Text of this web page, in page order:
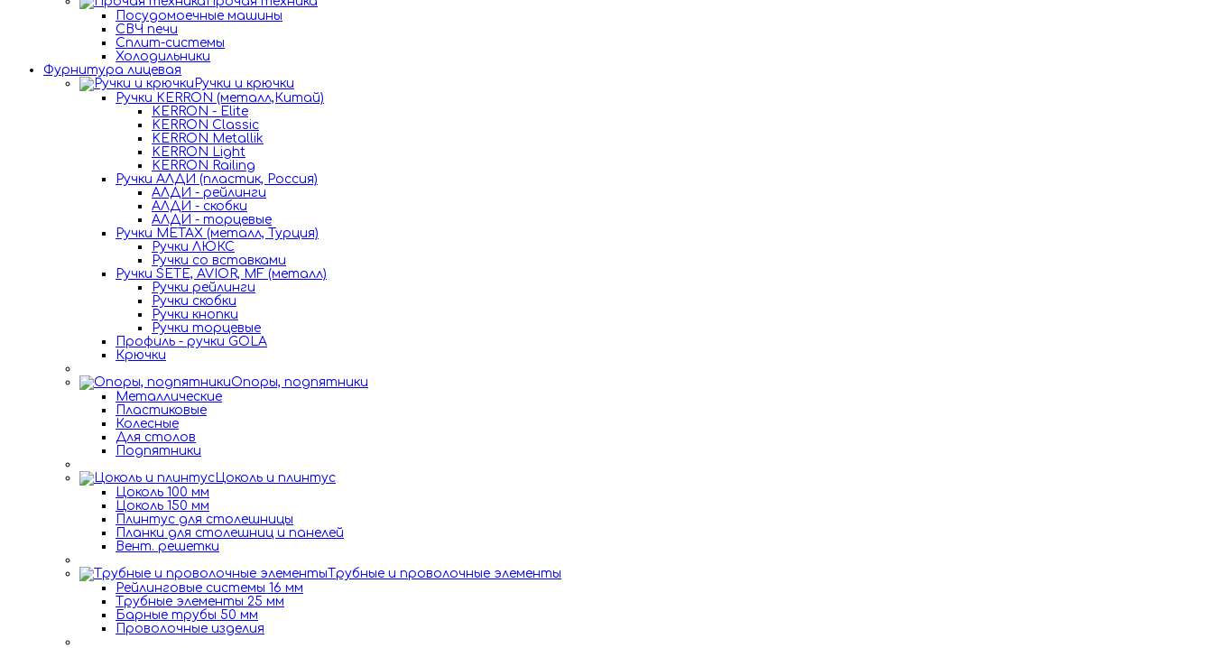
Посудомоечные машины
СВЧ печи
Сплит-системы
Холодильники
Фурнитура лицевая
Ручки и крючки
Ручки KERRON (металл,Китай)
KERRON - Elite
KERRON Classic
KERRON Metallik
KERRON Light
KERRON Railing
Ручки АЛДИ (пластик, Россия)
АЛДИ - рейлинги
АЛДИ - скобки
АЛДИ - торцевые
Ручки METAX (металл, Турция)
Ручки ЛЮКС
Ручки со вставками
Ручки SETE, AVIOR, MF (металл)
Ручки рейлинги
Ручки скобки
Ручки кнопки
Ручки торцевые
Профиль - ручки GOLA
Крючки
Опоры, подпятники
Металлические
Пластиковые
Колесные
Для столов
Подпятники
Цоколь и плинтус
Цоколь 100 мм
Цоколь 150 мм
Плинтус для столешницы
Планки для столешниц и панелей
Вент. решетки
Трубные и проволочные элементы
Рейлинговые системы 16 мм
Трубные элементы 25 мм
Барные трубы 50 мм
Проволочные изделия